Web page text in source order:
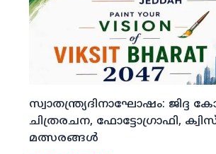
സ്വാതന്ത്ര്യദിനാഘോഷം: ജിദ്ദ
ചിത്രരചന, ഫോട്ടോഗ്രാഫി,
മത്സരങ്ങള്‍